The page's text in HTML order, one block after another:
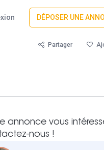
DÉPOSER UNE
Partager
annonce vous
nous !